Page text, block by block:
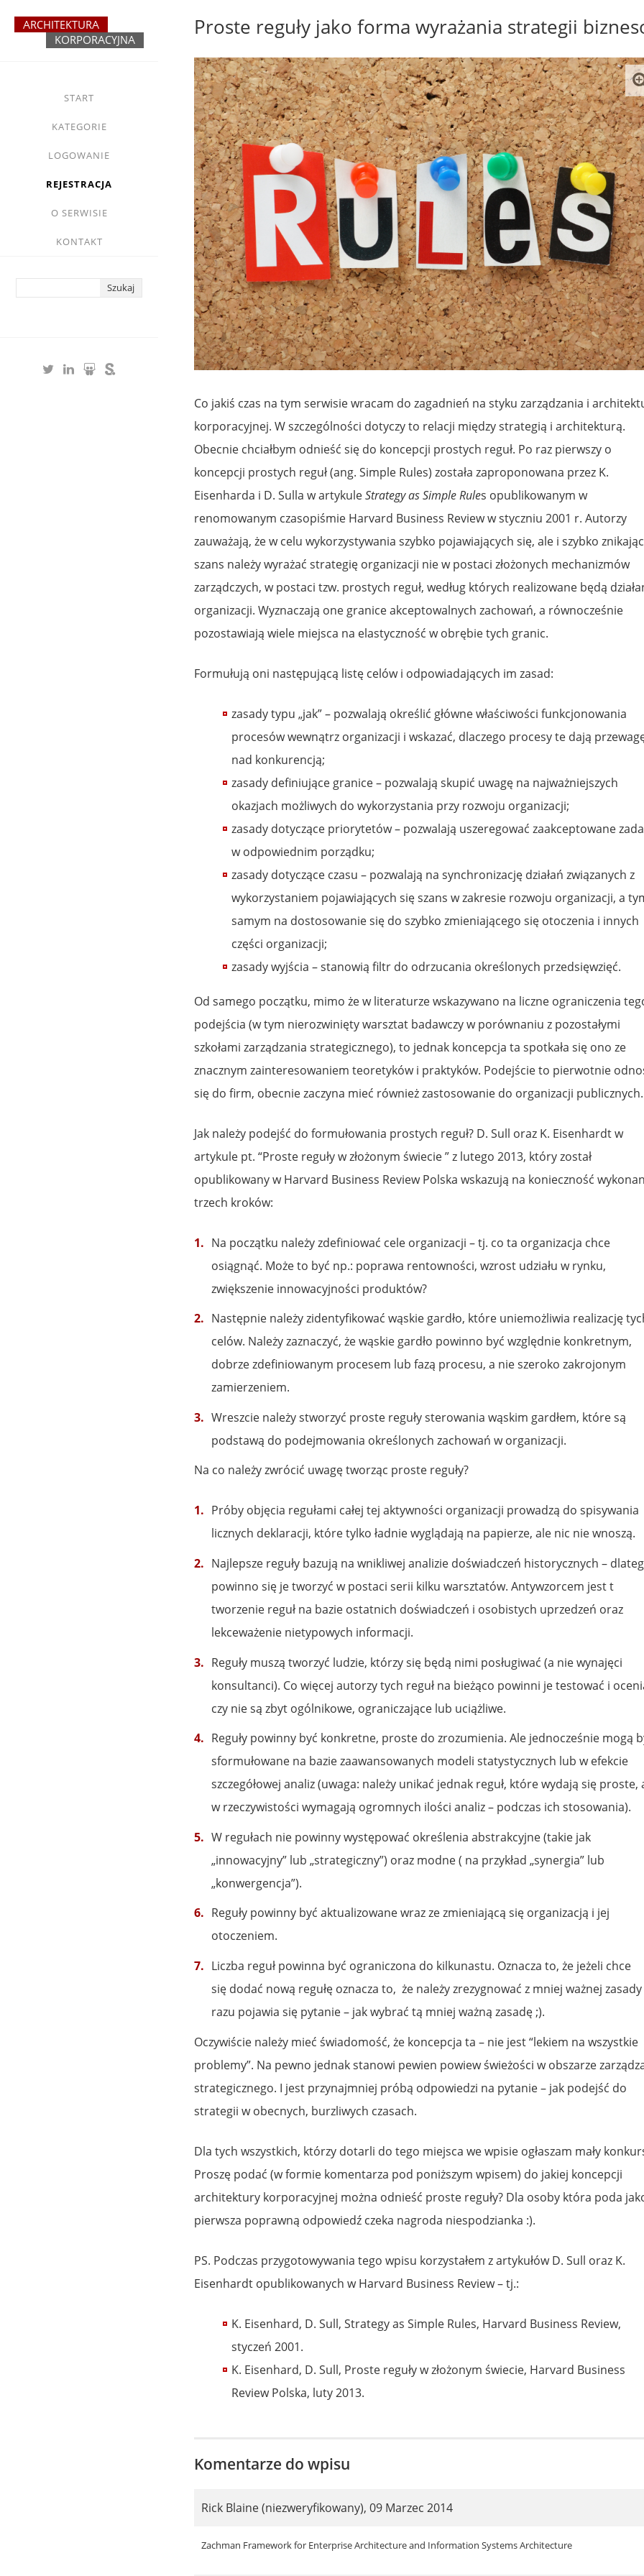
START
KATEGORIE
LOGOWANIE
REJESTRACJA
O SERWISIE
KONTAKT
Proste reguły jako forma wyrażania strategii
Co jakiś czas na tym serwisie wracam do zagadnień na styku zarządzania i
korporacyjnej. W szczególności dotyczy to relacji między strategią i architekturą.
Obecnie chciałbym odnieść się do koncepcji prostych reguł. Po raz pierwszy o
koncepcji prostych reguł (ang. Simple Rules) została zaproponowana przez K.
Eisenharda i D. Sulla w artykuleStrategy as Simple Rules opublikowanym w
renomowanym czasopiśmie Harvard Business Review w styczniu 2001 r. Autorzy
zauważają, że w celu wykorzystywania szybko pojawiających się, ale i szybko
szans należy wyrażać strategię organizacji nie w postaci złożonych mechanizmów
zarządczych, w postaci tzw. prostych reguł, według których realizowane będą
organizacji. Wyznaczają one granice akceptowalnych zachowań, a równocześnie
pozostawiają wiele miejsca na elastyczność w obrębie tych granic.
Formułują oni następującą listę celów i odpowiadających im zasad:
zasady typu „jak” – pozwalają określić główne właściwości funkcjonowania
procesów wewnątrz organizacji i wskazać, dlaczego procesy te dają
nad konkurencją;
zasady definiujące granice – pozwalają skupić uwagę na najważniejszych
okazjach możliwych do wykorzystania przy rozwoju organizacji;
zasady dotyczące priorytetów – pozwalają uszeregować zaakceptowane
w odpowiednim porządku;
zasady dotyczące czasu – pozwalają na synchronizację działań związanych z
wykorzystaniem pojawiających się szans w zakresie rozwoju organizacji, a
samym na dostosowanie się do szybko zmieniającego się otoczenia i innych
części organizacji;
zasady wyjścia – stanowią filtr do odrzucania określonych przedsięwzięć.
Od samego początku, mimo że w literaturze wskazywano na liczne ograniczenia
podejścia (w tym nierozwinięty warsztat badawczy w porównaniu z pozostałymi
szkołami zarządzania strategicznego), to jednak koncepcja ta spotkała się ono ze
znacznym zainteresowaniem teoretyków i praktyków. Podejście to pierwotnie
się do firm, obecnie zaczyna mieć również zastosowanie do organizacji publicznych.
Jak należy podejść do formułowania prostych reguł? D. Sull oraz K. Eisenhardt w
artykule pt. “Proste reguły w złożonym świecie ” z lutego 2013, który został
opublikowany w Harvard Business Review Polska wskazują na konieczność
trzech kroków:
Na początku należy zdefiniować cele organizacji – tj. co ta organizacja chce
osiągnąć. Może to być np.: poprawa rentowności, wzrost udziału w rynku,
zwiększenie innowacyjności produktów?
Następnie należy zidentyfikować wąskie gardło, które uniemożliwia realizację
celów. Należy zaznaczyć, że wąskie gardło powinno być względnie konkretnym,
dobrze zdefiniowanym procesem lub fazą procesu, a nie szeroko zakrojonym
zamierzeniem.
Wreszcie należy stworzyć proste reguły sterowania wąskim gardłem, które są
podstawą do podejmowania określonych zachowań w organizacji.
Na co należy zwrócić uwagę tworząc proste reguły?
Próby objęcia regułami całej tej aktywności organizacji prowadzą do spisywania
licznych deklaracji, które tylko ładnie wyglądają na papierze, ale nic nie wnoszą.
Najlepsze reguły bazują na wnikliwej analizie doświadczeń historycznych –
powinno się je tworzyć w postaci serii kilku warsztatów. Antywzorcem jest t
tworzenie reguł na bazie ostatnich doświadczeń i osobistych uprzedzeń oraz
lekceważenie nietypowych informacji.
Reguły muszą tworzyć ludzie, którzy się będą nimi posługiwać (a nie wynajęci
konsultanci). Co więcej autorzy tych reguł na bieżąco powinni je testować i
czy nie są zbyt ogólnikowe, ograniczające lub uciążliwe.
Reguły powinny być konkretne, proste do zrozumienia. Ale jednocześnie mogą
sformułowane na bazie zaawansowanych modeli statystycznych lub w efekcie
szczegółowej analiz (uwaga: należy unikać jednak reguł, które wydają się proste,
w rzeczywistości wymagają ogromnych ilości analiz – podczas ich stosowania).
W regułach nie powinny występować określenia abstrakcyjne (takie jak
„innowacyjny” lub „strategiczny”) oraz modne ( na przykład „synergia” lub
„konwergencja”).
Reguły powinny być aktualizowane wraz ze zmieniającą się organizacją i jej
otoczeniem.
Liczba reguł powinna być ograniczona do kilkunastu. Oznacza to, że jeżeli chce
się dodać nową regułę oznacza to, że należy zrezygnować z mniej ważnej
razu pojawia się pytanie – jak wybrać tą mniej ważną zasadę ;).
Oczywiście należy mieć świadomość, że koncepcja ta – nie jest “lekiem na wszystkie
problemy”. Na pewno jednak stanowi pewien powiew świeżości w obszarze
strategicznego. I jest przynajmniej próbą odpowiedzi na pytanie – jak podejść do
strategii w obecnych, burzliwych czasach.
Dla tych wszystkich, którzy dotarli do tego miejsca we wpisie ogłaszam mały
Proszę podać (w formie komentarza pod poniższym wpisem) do jakiej koncepcji
architektury korporacyjnej można odnieść proste reguły? Dla osoby która poda
pierwsza poprawną odpowiedź czeka nagroda niespodzianka :).
PS. Podczas przygotowywania tego wpisu korzystałem z artykułów D. Sull oraz K.
Eisenhardt opublikowanych w Harvard Business Review – tj.:
K. Eisenhard, D. Sull, Strategy as Simple Rules, Harvard Business Review,
styczeń 2001.
K. Eisenhard, D. Sull, Proste reguły w złożonym świecie, Harvard Business
Review Polska, luty 2013.
Komentarze do wpisu
Rick Blaine (niezweryfikowany), 09 Marzec 2014
Zachman Framework for Enterprise Architecture and Information Systems Architecture